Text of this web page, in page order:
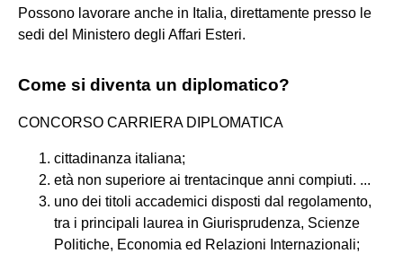
Possono lavorare anche in Italia, direttamente presso le
sedi del Ministero degli Affari Esteri.
Come si diventa un diplomatico?
CONCORSO CARRIERA DIPLOMATICA
cittadinanza italiana;
età non superiore ai trentacinque anni compiuti. ...
uno dei titoli accademici disposti dal regolamento,
tra i principali laurea in Giurisprudenza, Scienze
Politiche, Economia ed Relazioni Internazionali;